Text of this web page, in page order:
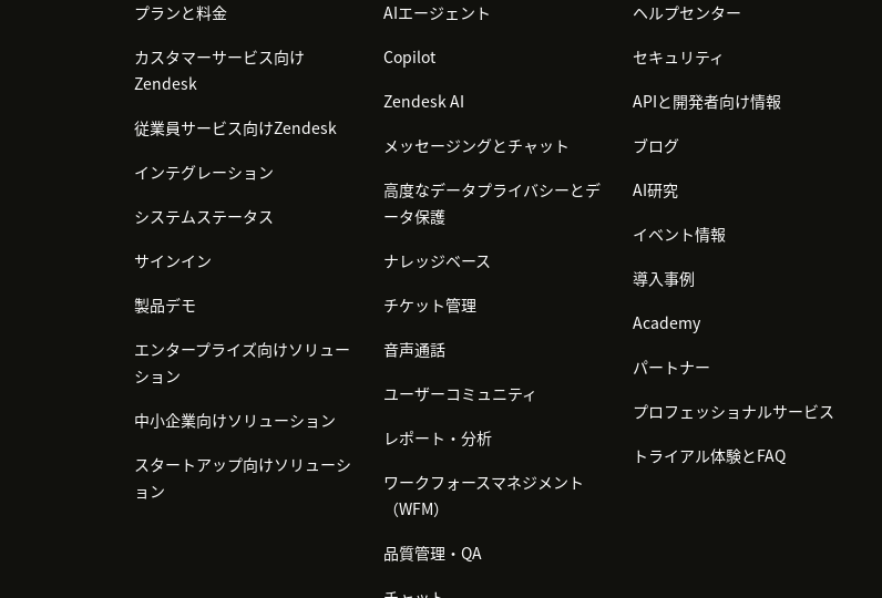
プランと料金
カスタマーサービス向け
Zendesk
従業員サービス向けZendesk
インテグレーション
システムステータス
サインイン
製品デモ
エンタープライズ向けソリュー
ション
中小企業向けソリューション
スタートアップ向けソリューシ
ョン
AIエージェント
Copilot
Zendesk AI
メッセージングとチャット
高度なデータプライバシーとデ
ータ保護
ナレッジベース
チケット管理
音声通話
ユーザーコミュニティ
レポート・分析
ワークフォースマネジメント
（WFM）
品質管理・QA
ヘルプセンター
セキュリティ
APIと開発者向け情報
ブログ
AI研究
イベント情報
導入事例
Academy
パートナー
プロフェッショナルサービス
トライアル体験とFAQ